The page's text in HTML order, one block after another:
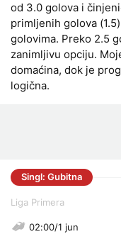
od 3.0 golova i
primljenih golova
golovima. Preko 2.5
zanimljivu opciju.
domaćina, dok je
logična.
Singl: Gubitna
Liga Primera
02:00/1 jun